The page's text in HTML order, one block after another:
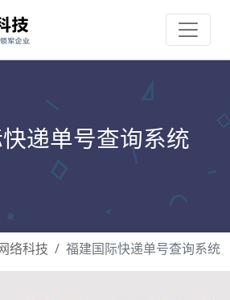
递单号查询系统
络科技 福建国际快递单号查询系统